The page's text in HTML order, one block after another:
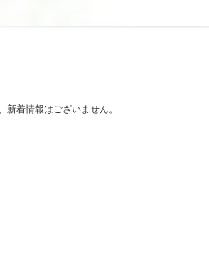
新着情報はございません。